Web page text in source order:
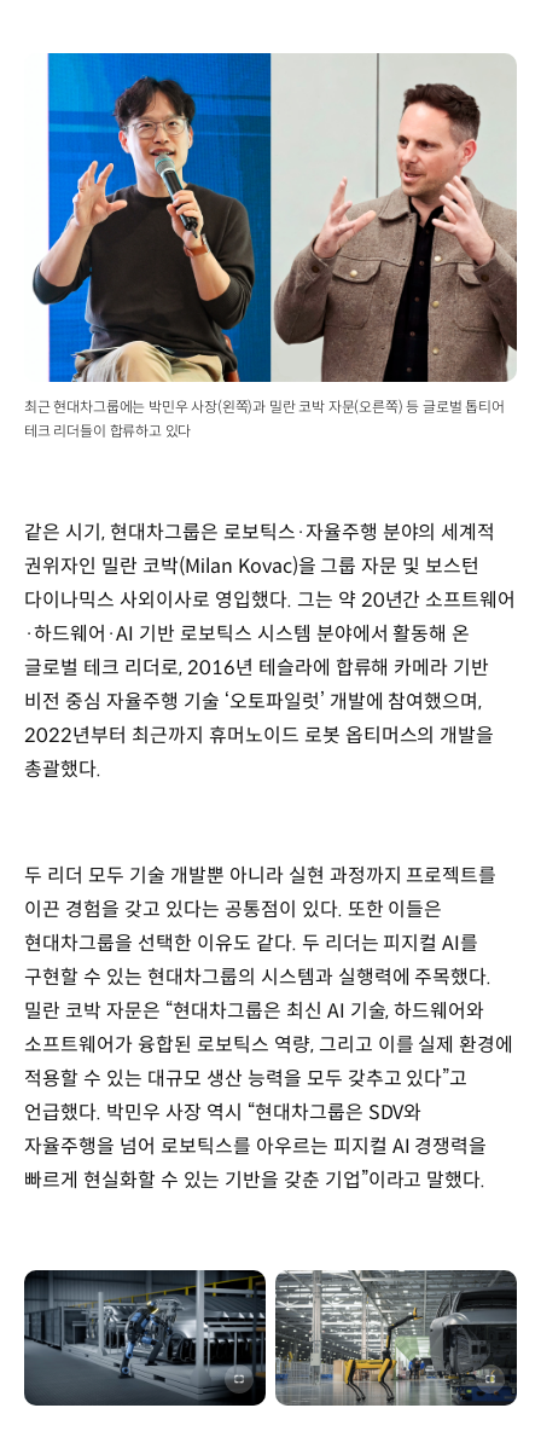
최근 현대차그룹에는 박민우 사장(왼쪽)과 밀란 코박 자문(오른쪽) 등 글로벌 톱티어
테크 리더들이 합류하고 있다
같은 시기, 현대차그룹은 로보틱스·자율주행 분야의 세계적
권위자인 밀란 코박(Milan Kovac)을 그룹 자문 및 보스턴
다이나믹스 사외이사로 영입했다. 그는 약 20년간 소프트웨어
·하드웨어·AI 기반 로보틱스 시스템 분야에서 활동해 온
글로벌 테크 리더로, 2016년 테슬라에 합류해 카메라 기반
비전 중심 자율주행 기술 ‘오토파일럿’ 개발에 참여했으며,
2022년부터 최근까지 휴머노이드 로봇 옵티머스의 개발을
총괄했다.
두 리더 모두 기술 개발뿐 아니라 실현 과정까지 프로젝트를
이끈 경험을 갖고 있다는 공통점이 있다. 또한 이들은
현대차그룹을 선택한 이유도 같다. 두 리더는 피지컬 AI를
구현할 수 있는 현대차그룹의 시스템과 실행력에 주목했다.
밀란 코박 자문은 “현대차그룹은 최신 AI 기술, 하드웨어와
소프트웨어가 융합된 로보틱스 역량, 그리고 이를 실제 환경에
적용할 수 있는 대규모 생산 능력을 모두 갖추고 있다”고
언급했다. 박민우 사장 역시 “현대차그룹은 SDV와
자율주행을 넘어 로보틱스를 아우르는 피지컬 AI 경쟁력을
빠르게 현실화할 수 있는 기반을 갖춘 기업”이라고 말했다.
이미지
이미지